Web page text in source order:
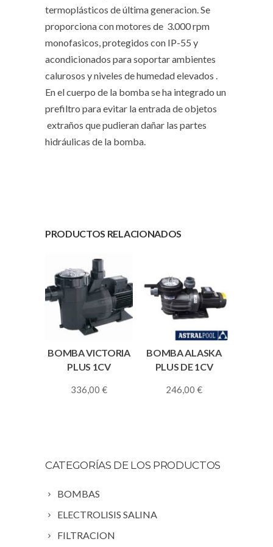
termoplásticos de última generacion. Se
proporciona con motores de 3.000 rpm
monofasicos, protegidos con IP-55 y
acondicionados para soportar ambientes
calurosos y niveles de humedad elevados .
En el cuerpo de la bomba se ha integrado un
prefiltro para evitar la entrada de objetos
extraños que pudieran dañar las partes
hidráulicas de la bomba.
PRODUCTOS RELACIONADOS
BOMBA VICTORIA
PLUS 1CV
336,00 €
BOMBA ALASKA
PLUS DE 1CV
246,00 €
CATEGORÍAS DE LOS PRODUCTOS
BOMBAS
ELECTROLISIS SALINA
FILTRACION